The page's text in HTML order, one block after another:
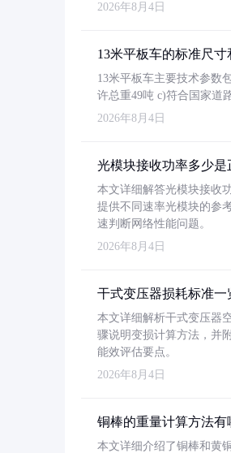
2026年8月4日
13米平板车的标准尺寸
13米平板车主要技术参数
许总重49吨 c)符合国家道
2026年8月4日
光模块接收功率多少是
本文详细解答光模块接收
提供不同速率光模块的参
速判断网络性能问题。
2026年8月4日
干式变压器损耗标准
本文详细解析干式变压器
骤说明变损计算方法，并
能效评估要点。
2026年8月4日
铜棒的重量计算方法有
本文详细介绍了铜棒和黄